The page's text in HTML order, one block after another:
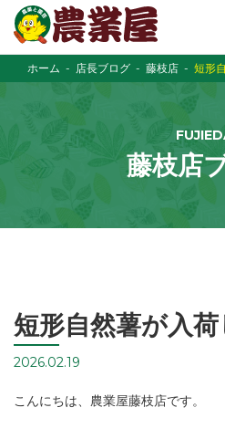
ホーム 店長ブログ 藤枝店 短形
藤枝店
短形自然薯が入荷
2026.02.19
こんにちは、農業屋藤枝店です。